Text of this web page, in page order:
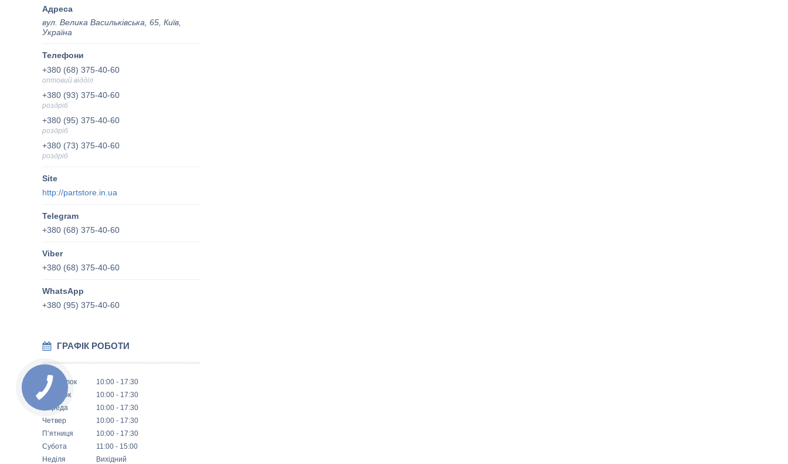
вул. Велика Васильківська, 65, Київ,
Україна
+380 (68) 375-40-60
оптовий відділ
+380 (93) 375-40-60
роздріб
+380 (95) 375-40-60
роздріб
+380 (73) 375-40-60
роздріб
http://partstore.in.ua
+380 (68) 375-40-60
+380 (68) 375-40-60
+380 (95) 375-40-60
ГРАФІК РОБОТИ
Понеділок 10:00
17:30
Вівторок
10:00
17:30
Середа
10:00
17:30
Четвер
10:00
17:30
Пʼятниця
10:00
17:30
Субота
11:00
15:00
Неділя
Вихідний